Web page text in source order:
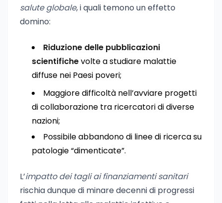
salute globale, i quali temono un effetto
domino:
Riduzione delle pubblicazioni
scientifichevolte a studiare malattie
diffuse nei Paesi poveri;
Maggiore difficoltà nell’avviare progetti
di collaborazione tra ricercatori di diverse
nazioni;
Possibile abbandono di linee di ricerca su
patologie “dimenticate”.
L’impatto dei tagli ai finanziamenti sanitari
rischia dunque di minare decenni di progressi